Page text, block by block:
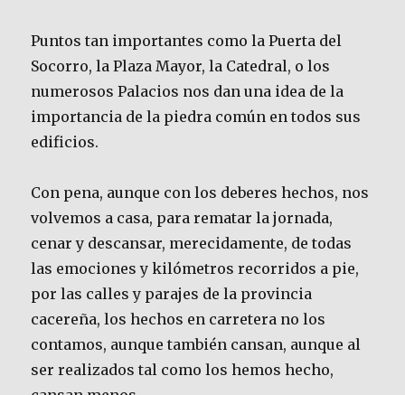
Puntos tan importantes como la Puerta del
Socorro, la Plaza Mayor, la Catedral, o los
numerosos Palacios nos dan una idea de la
importancia de la piedra común en todos sus
edificios.
Con pena, aunque con los deberes hechos, nos
volvemos a casa, para rematar la jornada,
cenar y descansar, merecidamente, de todas
las emociones y kilómetros recorridos a pie,
por las calles y parajes de la provincia
cacereña, los hechos en carretera no los
contamos, aunque también cansan, aunque al
ser realizados tal como los hemos hecho,